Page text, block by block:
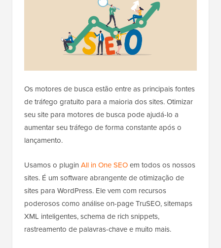
Os motores de busca estão entre as principais fontes
de tráfego gratuito para a maioria dos sites. Otimizar
seu site para motores de busca pode ajudá-lo a
aumentar seu tráfego de forma constante após o
lançamento.
Usamos o plugin All in One SEOem todos os nossos
sites. É um software abrangente de otimização de
sites para WordPress. Ele vem com recursos
poderosos como análise on-page TruSEO, sitemaps
XML inteligentes, schema de rich snippets,
rastreamento de palavras-chave e muito mais.